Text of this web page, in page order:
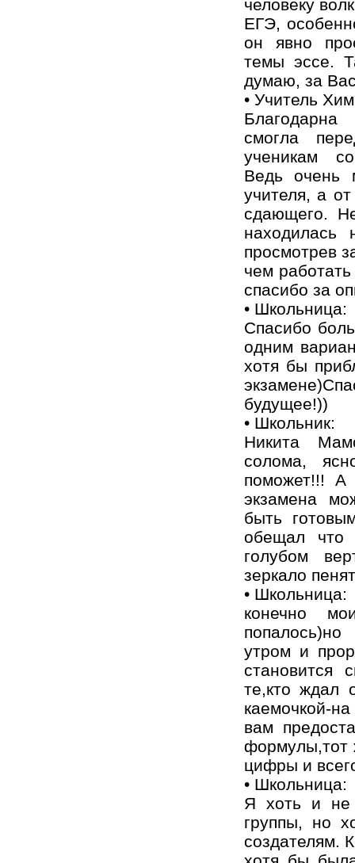
человеку
ЕГЭ,
он явно
темы эссе.
думаю, за
• Учитель
смогла
ученикам
Ведь очень
учителя, а
сдающего.
просмотрев
чем
спасибо за
• Школьница:
Спасибо
одним
хотя бы
будущее!))
• Школьник:
Никита
солома,
поможет!!!
экзамена
быть
обещал что
голубом
зеркало
• Школьница:
конечно
утром и
становится
те,кто ждал
каемочкой-
вам
формулы,тот
цифры и
• Школьница:
Я хоть и не
группы, но
создателям.